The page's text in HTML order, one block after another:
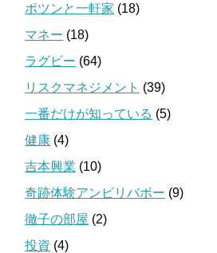
ポツンと一軒家 (18)
マネー (18)
ラグビー (64)
リスクマネジメント (39)
一番だけが知っている (5)
健康 (4)
吉本興業 (10)
奇跡体験アンビリバボー (9)
徹子の部屋 (2)
投資 (4)